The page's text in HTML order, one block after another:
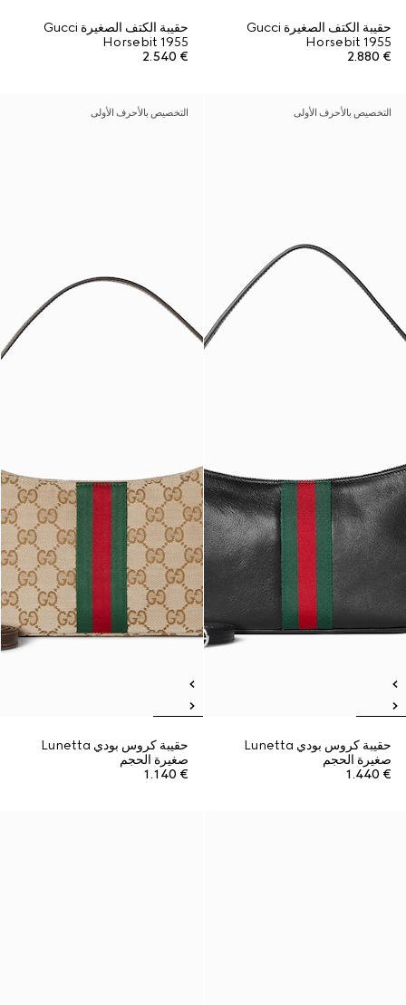
حقيبة الكتف الصغيرة Gucci
Horsebit 1955
€ 2.880
حقيبة الكتف الصغيرة Gucci
Horsebit 1955
€ 2.540
التخصيص بالأحرف الأولى
حقيبة كروس بودي Lunetta
صغيرة الحجم
€ 1.440
التخصيص بالأحرف الأولى
حقيبة كروس بودي Lunetta
صغيرة الحجم
€ 1.140